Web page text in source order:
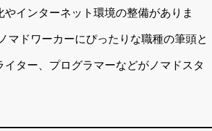
インターネット環境の整備がありま
マドワーカーにぴったりな職種の筆頭と
ター、プログラマーなどがノマドスタ